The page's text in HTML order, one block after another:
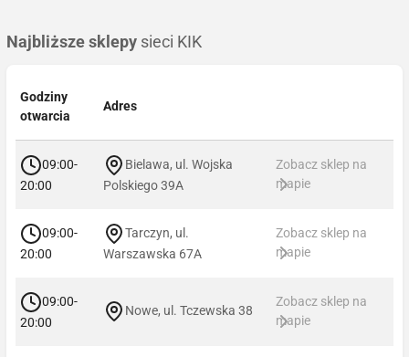
Najbliższe sklepy sieci KIK
Godziny
otwarcia
Adres
09:00-
20:00
Bielawa, ul. Wojska
Polskiego 39A
Zobacz sklep na
mapie
09:00-
20:00
Tarczyn, ul.
Warszawska 67A
Zobacz sklep na
mapie
09:00-
20:00
Nowe, ul. Tczewska 38
Zobacz sklep na
mapie